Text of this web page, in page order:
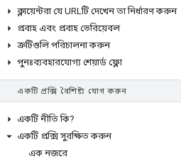
ক্লায়েন্টরা যে URLটি দেখেন তা নির্ধারণ করুন
প্রবাহ এবং প্রবাহ ভেরিয়েবল
ত্রুটিগুলি পরিচালনা করুন
পুনঃব্যবহারযোগ্য শেয়ার্ড ফ্লো
একটি প্রক্সি বৈশিষ্ট্য যোগ করুন
একটি নীতি কি?
একটি প্রক্সি সুরক্ষিত করুন
এক নজরে